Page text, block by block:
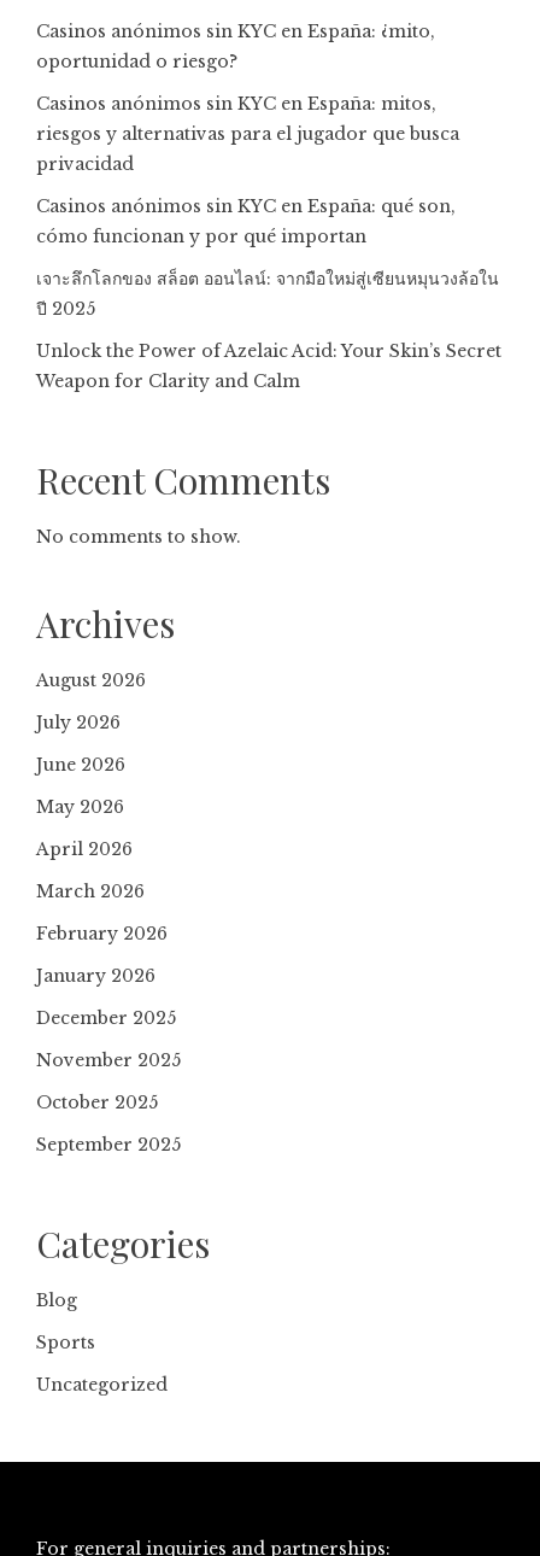
Casinos anónimos sin KYC en España: ¿mito,
oportunidad o riesgo?
Casinos anónimos sin KYC en España: mitos,
riesgos y alternativas para el jugador que busca
privacidad
Casinos anónimos sin KYC en España: qué son,
cómo funcionan y por qué importan
เจาะลึกโลกของ สล็อต ออนไลน์: จากมือใหม่สู่เซียนหมุนวงล้อใน
ปี 2025
Unlock the Power of Azelaic Acid: Your Skin’s Secret
Weapon for Clarity and Calm
Recent Comments
No comments to show.
Archives
August 2026
July 2026
June 2026
May 2026
April 2026
March 2026
February 2026
January 2026
December 2025
November 2025
October 2025
September 2025
Categories
Blog
Sports
Uncategorized
For general inquiries and partnerships: